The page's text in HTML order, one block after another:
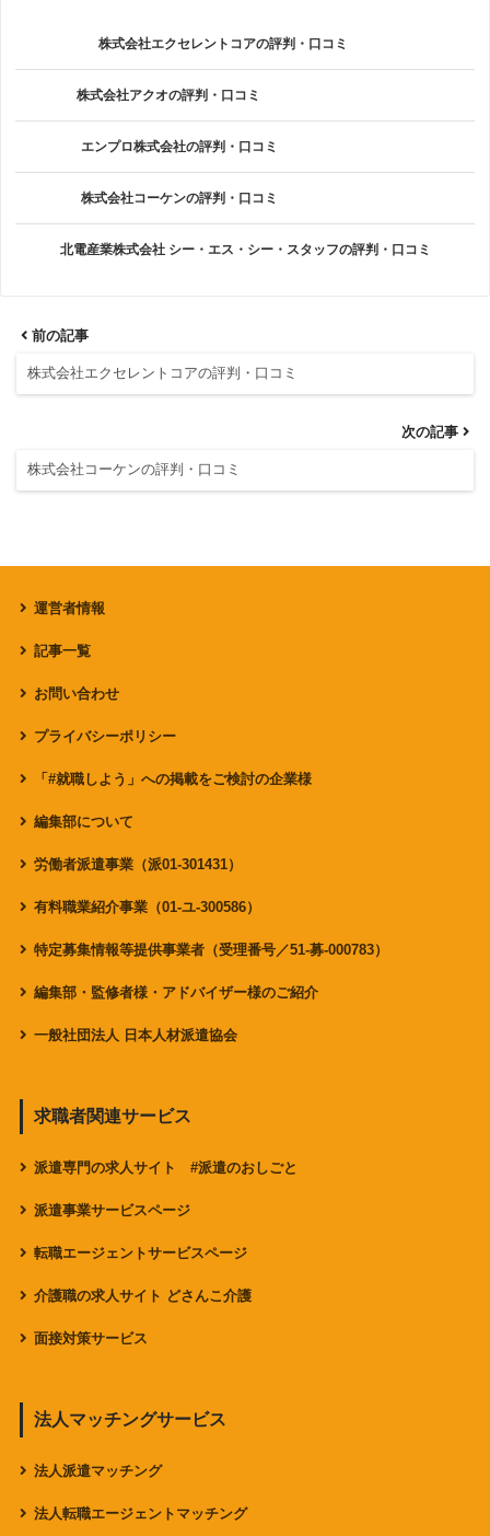
株式会社エクセレントコアの評判・口コミ
株式会社アクオの評判・口コミ
エンプロ株式会社の評判・口コミ
株式会社コーケンの評判・口コミ
北電産業株式会社 シー・エス・シー・スタッフの評判・口コミ
前の記事
株式会社エクセレントコアの評判・口コミ
次の記事
株式会社コーケンの評判・口コミ
運営者情報
記事一覧
お問い合わせ
プライバシーポリシー
「#就職しよう」への掲載をご検討の企業様
編集部について
労働者派遣事業（派01-301431）
有料職業紹介事業（01-ユ-300586）
特定募集情報等提供事業者（受理番号／51-募-000783）
編集部・監修者様・アドバイザー様のご紹介
一般社団法人 日本人材派遣協会
求職者関連サービス
派遣専門の求人サイト #派遣のおしごと
派遣事業サービスページ
転職エージェントサービスページ
介護職の求人サイト どさんこ介護
面接対策サービス
法人マッチングサービス
法人派遣マッチング
法人転職エージェントマッチング